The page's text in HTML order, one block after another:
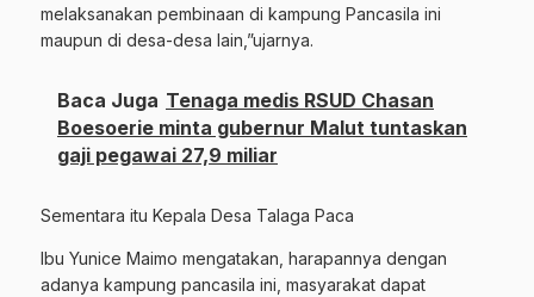
melaksanakan pembinaan di kampung Pancasila ini
maupun di desa-desa lain,”ujarnya.
Baca Juga Tenaga medis RSUD Chasan
Boesoerie minta gubernur Malut tuntaskan
gaji pegawai 27,9 miliar
Sementara itu Kepala Desa Talaga Paca
Ibu Yunice Maimo mengatakan, harapannya dengan
adanya kampung pancasila ini, masyarakat dapat